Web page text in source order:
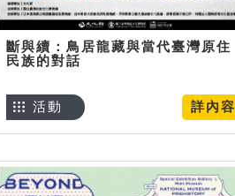
斷與續：鳥居龍藏與當代臺灣原住
民族的對話
詳內容
活動